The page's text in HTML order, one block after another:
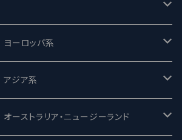
ゅうブルーイング
セカンドストーリー
ンタイムズ
プリンゴライアス
ーロッパ系
ドジア系
ロ
ーストラリア・ニュージーランド